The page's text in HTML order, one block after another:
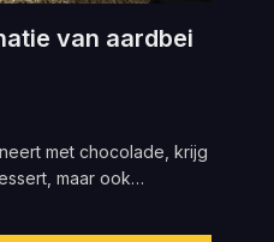
van aardbei
met chocolade, krijg
maar ook…